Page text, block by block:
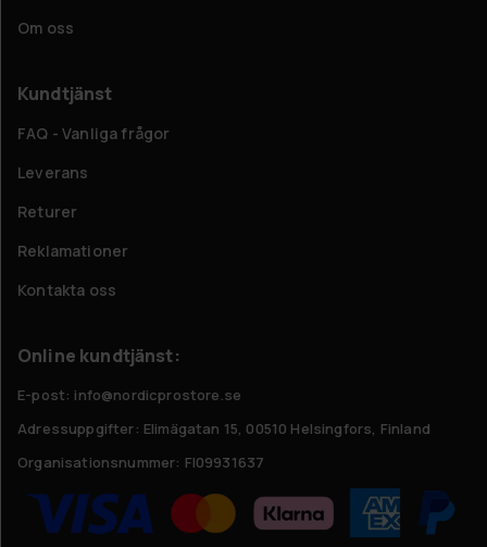
Om oss
Kundtjänst
FAQ - Vanliga frågor
Leverans
Returer
Reklamationer
Kontakta oss
Online kundtjänst:
E-post: info@nordicprostore.se
Adressuppgifter: Elimägatan 15, 00510 Helsingfors, Finland
Organisationsnummer: FI09931637